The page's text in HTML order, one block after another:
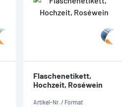
Flaschenetikett,
Hochzeit, Roséwein
Artikel-Nr. / Format